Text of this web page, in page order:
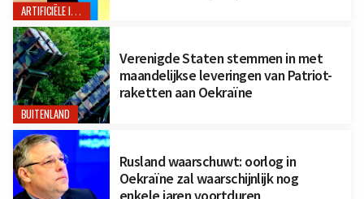
ARTIFICIËLE INTELLIGENTIE
BUITENLAND
Verenigde Staten stemmen in met
maandelijkse leveringen van Patriot-
raketten aan Oekraïne
Rusland waarschuwt: oorlog in
Oekraïne zal waarschijnlijk nog